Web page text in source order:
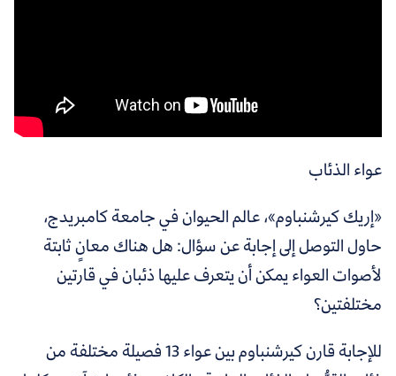
عواء الذئاب
«إريك كيرشنباوم»، عالم الحيوان في جامعة كامبريدج،
حاول التوصل إلى إجابة عن سؤال: هل هناك معانٍ ثابتة
لأصوات العواء يمكن أن يتعرف عليها ذئبان في قارتين
مختلفتين؟
للإجابة قارن كيرشنباوم بين عواء 13 فصيلة مختلفة من